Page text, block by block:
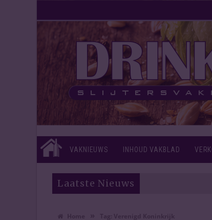
VAKNIEUWS INHOUD VAKBLAD
Laatste Nieuws